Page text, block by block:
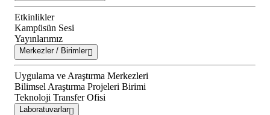
Etkinlikler
Kampüsün Sesi
Yayınlarımız
Merkezler / Birimler
Uygulama ve Araştırma Merkezleri
Bilimsel Araştırma Projeleri Birimi
Teknoloji Transfer Ofisi
Laboratuvarlar